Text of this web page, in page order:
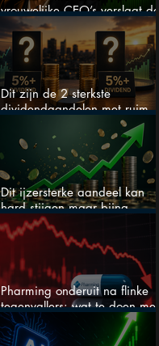
vrouwelijke CEO’s verslaat de
S&P 500 keihard
Dit zijn de 2 sterkste
dividendaandelen met ruim
Dit ijzersterke aandeel kan
hard stijgen maar bijna
niemand kijkt
Pharming onderuit na flinke
tegenvallers: wat te doen met
het aandeel?